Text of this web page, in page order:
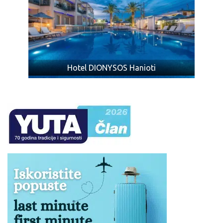
agencijskim nalepnicama.
Prtljag bez nalepnice neće biti primljen na prevoz.
Vaša je odgovornost da proverite da li je Vaš prtljag
unet ili iznet iz autobusa.
NAPOMENA za mesta u autobusu:Raspored sedenja u
Ukoliko Vam ponuda za Hotel AGNES DELUXE Pefkohori ne
odgovara pogledajte ponudu ostalih smeštaja u letovalištu
Pefkohoriili ostalim letovalištima na poluostrvu
severuGrčke
Hotel DIONYSOS Hanioti